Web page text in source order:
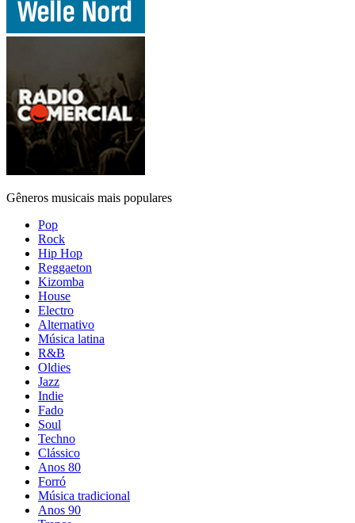
Gêneros musicais mais populares
Pop
Rock
Hip Hop
Reggaeton
Kizomba
House
Electro
Alternativo
Música latina
R&B
Oldies
Jazz
Indie
Fado
Soul
Techno
Clássico
Anos 80
Forró
Música tradicional
Anos 90